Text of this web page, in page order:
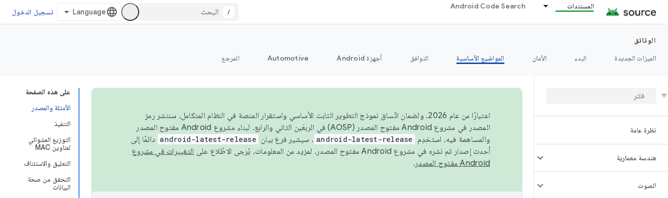
المستندات Android Code Search
/ تسجيل الدخول
الوثائق
الميزات الجديدة
البدء الأمان المواضيع الأساسية التوافق أجهزة Android Automotive المرجع
نظرة عامة
هندسة معمارية
الصوت
على هذه الصفحة
الأمثلة والمصدر
التنفيذ
التوزيع العشوائي
لعناوين MAC
التعليق والاستئناف
التحقق من صحة
البيانات
اعتبارًا من عام 2026، ولضمان اتّساق نموذج التطوير الثابت الأساسي واستقرار المنصة في النظام المتكامل، سننشر رمز
المصدر في مشروع Android مفتوح المصدر (AOSP) في الربعَين الثاني والرابع. لبناء مشروع Android مفتوح المصدر
والمساهمة فيه، استخدِم
android-latest-release . سيشير فرع بيان android-latest-release دائمًا إلى
أحدث إصدار تم نشره في مشروع Android مفتوح المصدر. لمزيد من المعلومات، يُرجى الاطّلاع على
التغييرات في مشروع
Android مفتوح المصدر
.